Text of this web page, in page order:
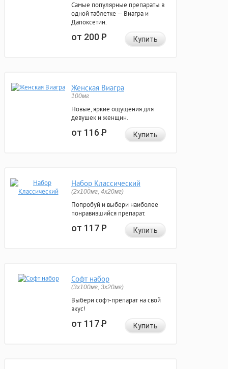
Самые популярные препараты в
одной таблетке — Виагра и
Дапоксетин.
от 200Р Купить
Женская Виагра
100мг
Новые, яркие ощущения для
девушек и женщин.
от 116Р Купить
Набор Классический
(2x100мг, 4x20мг)
Попробуй и выбери наиболее
понравившийся препарат.
от 117Р Купить
Софт набор
(3x100мг, 3x20мг)
Выбери софт-препарат на свой
вкус!
от 117Р Купить